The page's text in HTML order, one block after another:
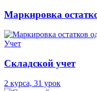
Маркировка
Учет
Складской учет
2 курса, 31 урок